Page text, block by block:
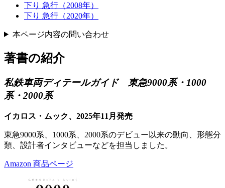
下り 急行（2008年）
下り 急行（2020年）
本ページ内容の問い合わせ
著書の紹介
私鉄車両ディテールガイド 東急9000系・1000
系・2000系
イカロス・ムック、2025年11月発売
東急9000系、1000系、2000系のデビュー以来の動向、形態分
類、設計者インタビューなどを担当しました。
Amazon 商品ページ